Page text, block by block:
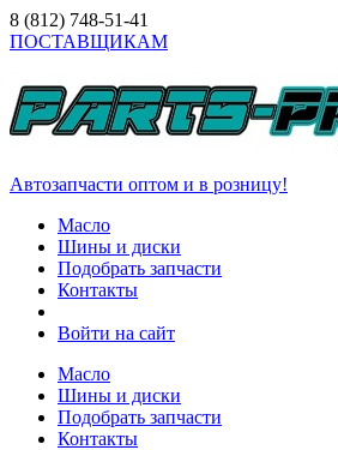
8 (812) 748-51-41
ПОСТАВЩИКАМ
Автозапчасти оптом и в розницу!
Масло
Шины и диски
Подобрать запчасти
Контакты
Войти на сайт
Масло
Шины и диски
Подобрать запчасти
Контакты